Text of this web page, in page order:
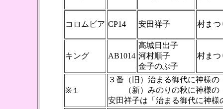
コロムビア CP14 安田祥子 村まつ
キング AB1014
高城日出子
河村順子
金子のぶ子
村まつ
※１
３番（旧）治まる御代に神様
（新）みのりの秋に神様の
安田祥子は「治まる御代に神